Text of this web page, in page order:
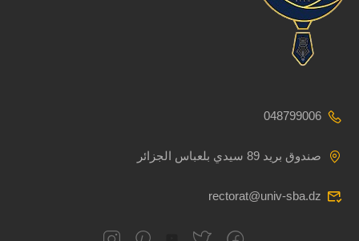
048799006
صندوق بريد 89 سيدي بلعباس الجزائر
rectorat@univ-sba.dz